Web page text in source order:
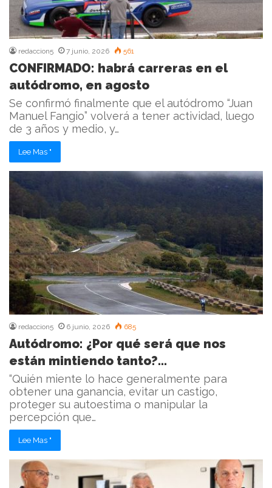
redaccion5 7 junio, 2026 561
CONFIRMADO: habrá carreras en el
autódromo, en agosto
Se confirmó finalmente que el autódromo “Juan
Manuel Fangio” volverá a tener actividad, luego
de 3 años y medio, y…
Lee Mas "
redaccion5 6 junio, 2026 685
Autódromo: ¿Por qué será que nos
están mintiendo tanto?…
“Quién miente lo hace generalmente para
obtener una ganancia, evitar un castigo,
proteger su autoestima o manipular la
percepción que…
Lee Mas "